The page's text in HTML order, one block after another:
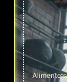
Alimente